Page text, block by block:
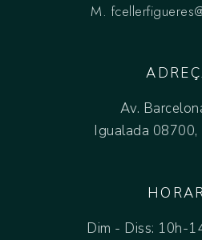
M.
Av.
Igualada 08700,
Dim - Diss: 10h-